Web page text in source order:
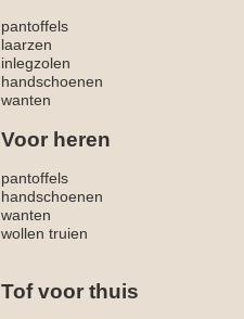
pantoffels
laarzen
inlegzolen
handschoenen
wanten
Voor heren
pantoffels
handschoenen
wanten
wollen truien
Tof voor thuis